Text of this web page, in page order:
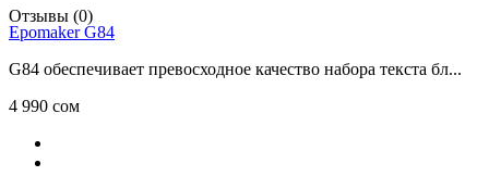
Отзывы (0)
Epomaker G84
G84 обеспечивает превосходное качество набора текста бл...
4 990 сом